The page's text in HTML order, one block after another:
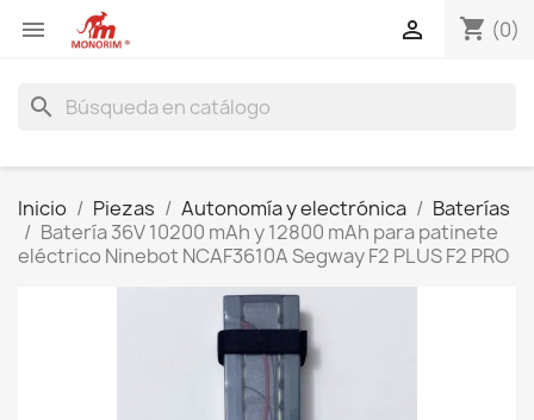
 shopping_cart (0)

search
Inicio Piezas Autonomía y electrónica
Baterías
Batería 36V 10200 mAh y 12800 mAh para patinete
eléctrico Ninebot NCAF3610A Segway F2 PLUS F2 PRO